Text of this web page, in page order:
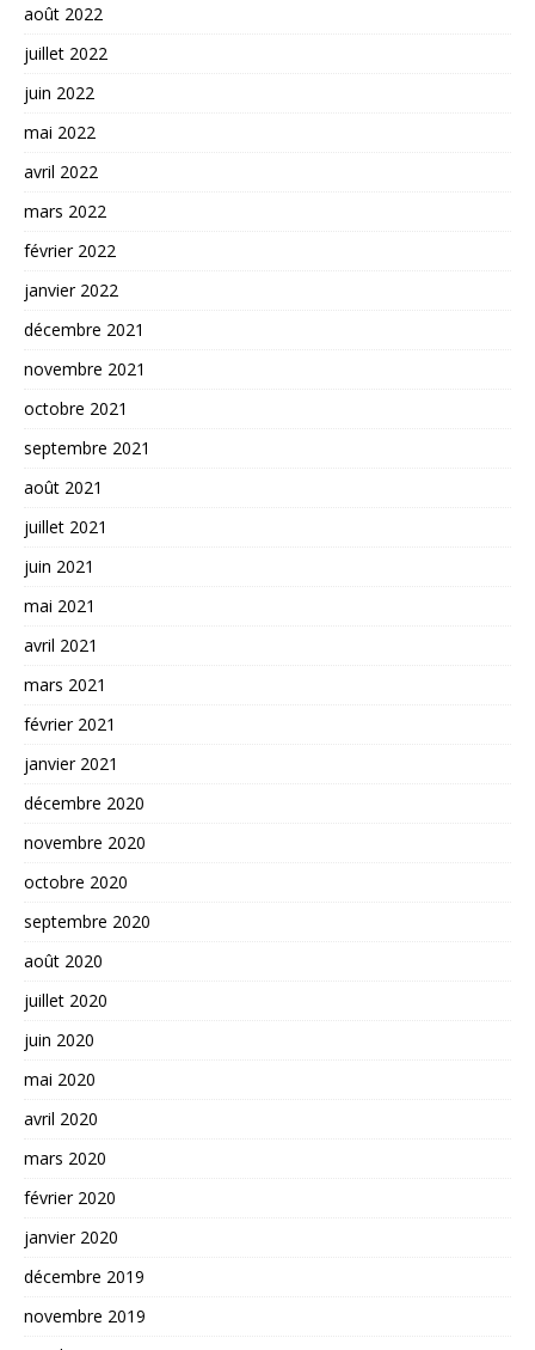
août 2022
juillet 2022
juin 2022
mai 2022
avril 2022
mars 2022
février 2022
janvier 2022
décembre 2021
novembre 2021
octobre 2021
septembre 2021
août 2021
juillet 2021
juin 2021
mai 2021
avril 2021
mars 2021
février 2021
janvier 2021
décembre 2020
novembre 2020
octobre 2020
septembre 2020
août 2020
juillet 2020
juin 2020
mai 2020
avril 2020
mars 2020
février 2020
janvier 2020
décembre 2019
novembre 2019